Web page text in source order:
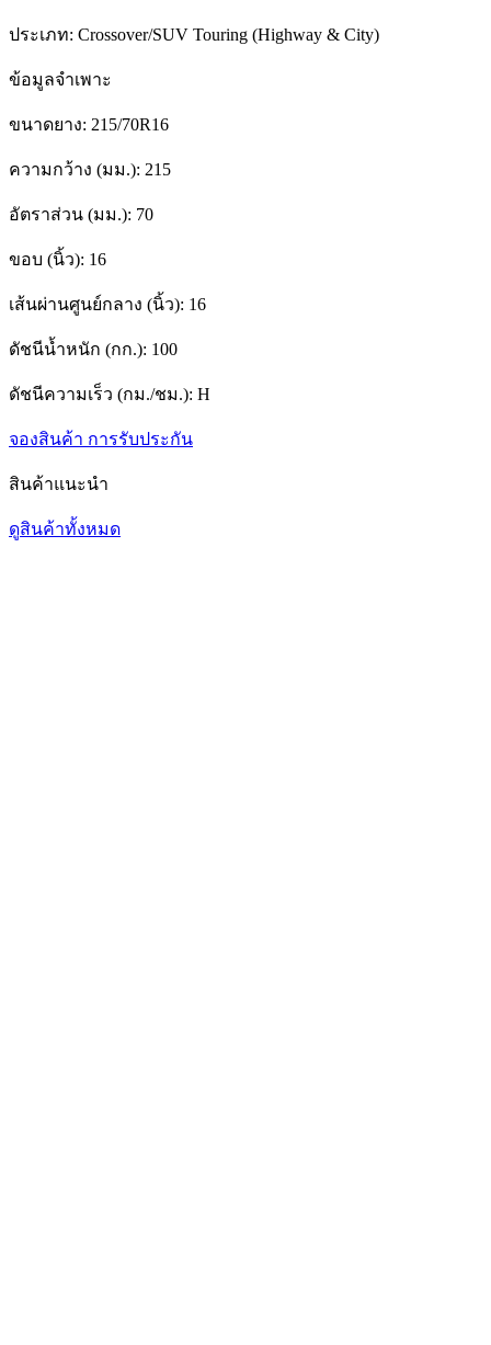
ประเภท: Crossover/SUV Touring (Highway & City)
ข้อมูลจำเพาะ
ขนาดยาง: 215/70R16
ความกว้าง (มม.): 215
อัตราส่วน (มม.): 70
ขอบ (นิ้ว): 16
เส้นผ่านศูนย์กลาง (นิ้ว): 16
ดัชนีน้ำหนัก (กก.): 100
ดัชนีความเร็ว (กม./ชม.): H
จองสินค้า การรับประกัน
สินค้าแนะนำ
ดูสินค้าทั้งหมด